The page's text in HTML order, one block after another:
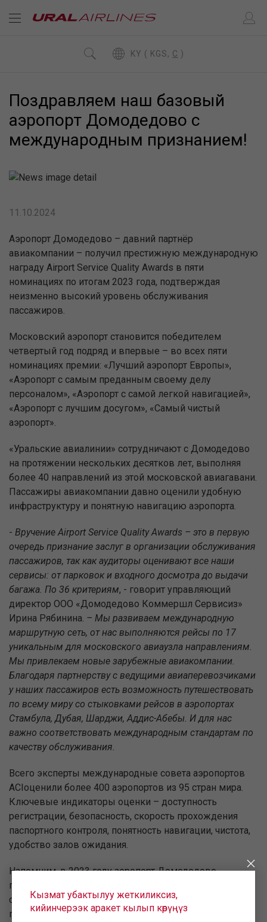
KY ( KGS, C )
Поздравляем наш базовый
аэропорт Домодедово с
международным признанием!
11.10.2024
Аэропорт Домодедово – давний партнёр
авиакомпании – получил престижную международную
награду Airport Service Quality Awards в пяти
номинациях по итогам 2023 года, подтверждая
неизменно высокий уровень обслуживания
пассажиров.
Московский аэропорт становится победителем
четвертый год подряд и впервые – во всех пяти
номинациях премии: «Лучший аэропорт Европы»,
«Аэропорт с самым преданным своему делу
персоналом», «Аэропорт с самой легкой навигацией»,
«Аэропорт с лучшим досугом», «Самый чистый
аэропорт».
«Уральские авиалинии» сотрудничают с Домодедово
на протяжении нескольких десятков лет, выполняя
более 40 направлений из этой московской авиагавани.
Пассажиры авиакомпании давно оценили удобную
инфраструктуру и понятную навигацию аэропорта.
- Вручение Airport Service Quality Awards – это в первую
очередь признание заслуг в организации обслуживания
пассажиров, так как аудиторы оценивают все наши
сервисы: от парковок и входного досмотра до выдачи
багажа. По 36 критериям, - говорит управляющий
директор ООО «Домодедово Коммершл Сервисиз»
Ирина Рябинина. – Мы развиваем международную
маршрутную сеть, от нас выполняются рейсы по 17
уникальным для московского авиаузла направлениям.
Мы привлекаем новые зарубежные авиакомпании.
Благодаря партнерству с ведущими авиаперевозчиками
у наших пассажиров есть возможность путешествовать
по всему миру со стыковками рейсов в аэропортах
Стамбула, Дубая, Шарджи, Аддис-Абебы. И для нас
важно соответствовать международным стандартам по
качеству обслуживания.
Всего эксперты международные совета аэропортов
ACIоценили более 400 аэропортов из 95 стран мира.
Ключевые индикаторы оценки – доступность
регистрации, безопасность, скорость прохождения
паспортного контроля, понятность навигации, чистота,
удобство залов ожидания.
Напомним, в 2023 году аэропорт Домодедово
приступил к эксплуатации нового международного
сегмента пассажирского терминала Т2, куда
перебазировались «Уральские авиалинии». Площадь
Кызмат убактылуу жеткиликсиз,
кийинчерээк аракет кылып көрүңүз